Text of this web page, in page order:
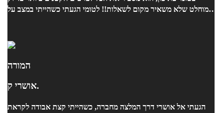
מוחלט שלא משאיר מקום לשאלות!! לטומי הגעתי כשהייתי במצב על
לא רק שחזרתי ל5 יחידות מהר מאוד גם קיבלתי לא מעט מחמאות
ציונים 90+ יותר גבוה מרוב התלמידים בכיתה! בפיזיקה גם אותו סיפור,
אין עוד אופציה חוץ מטומי! לא יכול להמליץ מספיק על הבחור.
המורה
אושרי ק.
הגעתי אל אושרי דרך המלצה מחברה, כשהייתי קצת אבודה לקראת